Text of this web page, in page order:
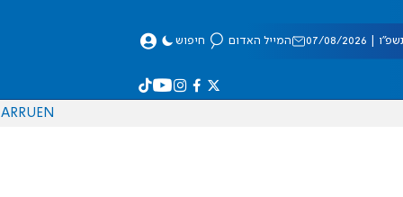
08/2026 המייל האדום חיפוש
EN
RU
AR